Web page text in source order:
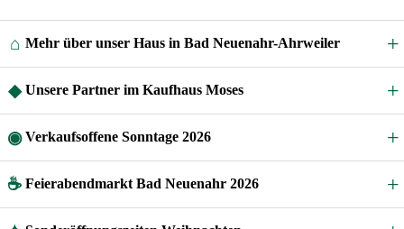
⌂ Mehr über unser Haus in Bad Neuenahr-Ahrweiler
◆ Unsere Partner im Kaufhaus Moses
◉ Verkaufsoffene Sonntage 2026
☕ Feierabendmarkt Bad Neuenahr 2026